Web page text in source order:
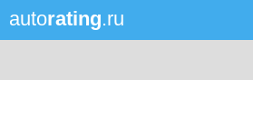
autorating.ru